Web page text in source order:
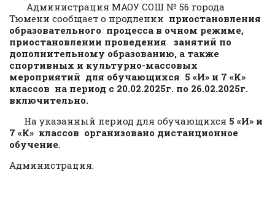
Администрация МАОУ СОШ № 56 города
Тюмени сообщает о продлении приостановления
образовательного процесса в очном режиме,
приостановлении проведения занятий по
дополнительному образованию, а также
спортивных и культурно-массовых
мероприятий для обучающихся 5 «И» и 7 «К»
классов на период с 20.02.2025г. по 26.02.2025г.
включительно.
На указанный период для обучающихся 5 «И» и
7 «К» классов организовано дистанционное
обучение.
Администрация.